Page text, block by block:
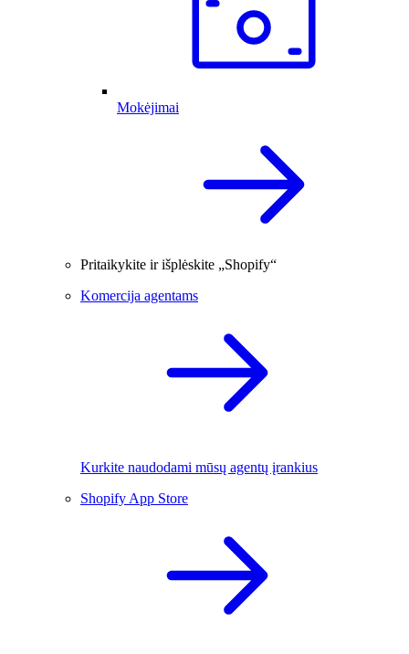
Mokėjimai
Pritaikykite ir išplėskite „Shopify“
Komercija agentams
Kurkite naudodami mūsų agentų įrankius
Shopify App Store